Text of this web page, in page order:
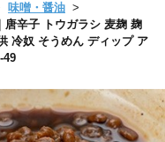
味噌・醤油
唐辛子 トウガラシ 麦麹 麹
冷奴 そうめん ディップ ア
49